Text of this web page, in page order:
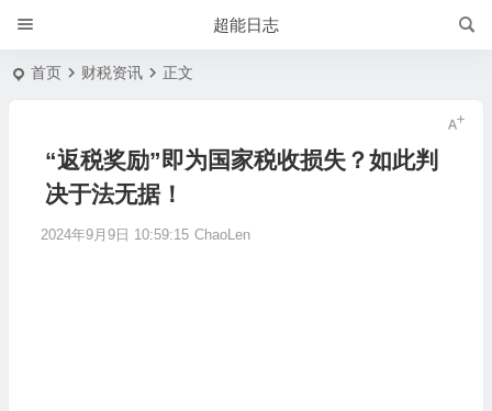
超能日志
首页 财税资讯 正文
“返税奖励”即为国家税收损失？如此判
决于法无据！
2024年9月9日 10:59:15 ChaoLen